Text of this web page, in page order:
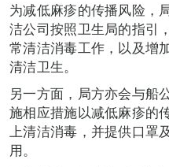
为减低麻疹的传播风险，
洁公司按照卫生局的指引
常清洁消毒工作，以及增
清洁卫生。
另一方面，局方亦会与船
施相应措施以减低麻疹的
上清洁消毒，并提供口罩
用。